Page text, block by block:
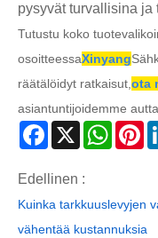
pysyvät turvallisina
Tutustu koko
osoitteessaXinyang
räätälöidyt ratkaisut, ota
asiantuntijoidemme
Facebook
X
Edellinen :
Kuinka tarkkuuslevyjen
vähentää kustannuksia